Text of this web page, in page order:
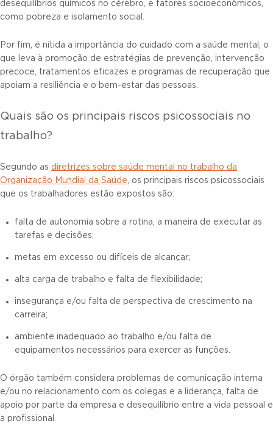
desequilíbrios químicos no cérebro, e fatores socioeconômicos,
como pobreza e isolamento social.
Por fim, é nítida a importância do cuidado com a saúde mental, o
que leva à promoção de estratégias de prevenção, intervenção
precoce, tratamentos eficazes e programas de recuperação que
apoiam a resiliência e o bem-estar das pessoas.
Quais são os principais riscos psicossociais no
trabalho?
Segundo as diretrizes sobre saúde mental no trabalho da
Organização Mundial da Saúde, os principais riscos psicossociais
que os trabalhadores estão expostos são:
falta de autonomia sobre a rotina, a maneira de executar as
tarefas e decisões;
metas em excesso ou difíceis de alcançar;
alta carga de trabalho e falta de flexibilidade;
insegurança e/ou falta de perspectiva de crescimento na
carreira;
ambiente inadequado ao trabalho e/ou falta de
equipamentos necessários para exercer as funções.
O órgão também considera problemas de comunicação interna
e/ou no relacionamento com os colegas e a liderança, falta de
apoio por parte da empresa e desequilíbrio entre a vida pessoal e
a profissional.